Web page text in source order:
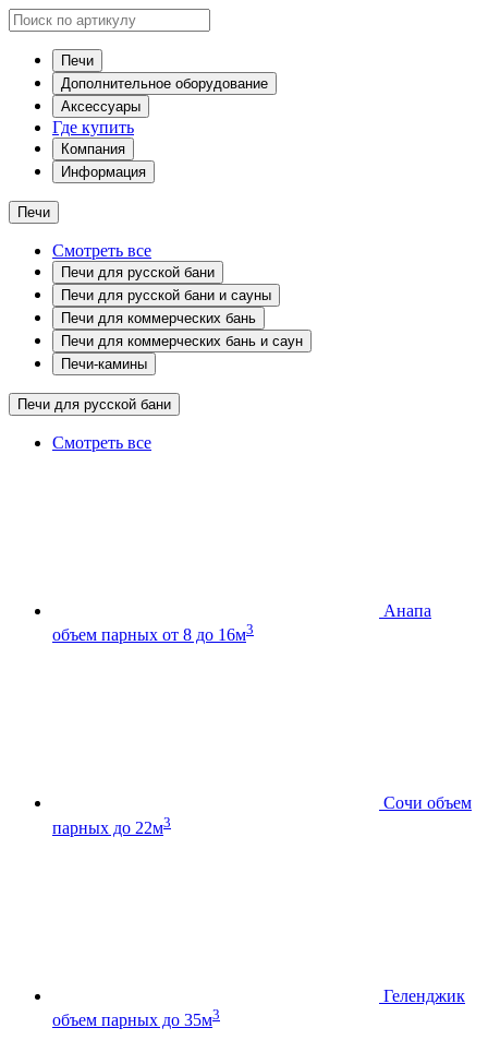
Печи
Дополнительное оборудование
Аксессуары
Где купить
Компания
Информация
Печи
Смотреть все
Печи для русской бани
Печи для русской бани и сауны
Печи для коммерческих бань
Печи для коммерческих бань и саун
Печи-камины
Печи для русской бани
Смотреть все
Анапа
объем парных от 8 до 16м3
Сочи объем
парных до 22м3
Геленджик
объем парных до 35м3